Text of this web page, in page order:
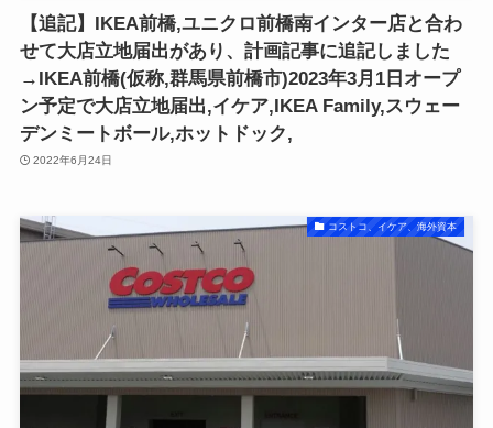
【追記】IKEA前橋,ユニクロ前橋南インター店と合わ
せて大店立地届出があり、計画記事に追記しました
→IKEA前橋(仮称,群馬県前橋市)2023年3月1日オープ
ン予定で大店立地届出,イケア,IKEA Family,スウェー
デンミートボール,ホットドック,
2022年6月24日
コストコ、イケア、海外資本